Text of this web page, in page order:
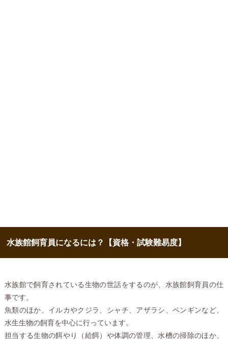
水族館飼育員になるには？【資格・試験難易度】
水族館で飼育されている生物の世話をするのが、水族館飼育員の仕
事です。
魚類のほか、イルカやクジラ、シャチ、アザラシ、ペンギンなど、
水生生物の飼育を中心に行っています。
担当する生物の餌やり（給餌）や体調の管理、水槽の掃除のほか、